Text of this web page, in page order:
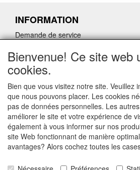
INFORMATION
Demande de service
Demander un lien d'annulation
CONTACTGEGEVENS
www.ferroli-vdht.be
Rouwbergskens 7 hal 14
2340 Beerse
Bienvenue! Ce site web
cookies.
Bien que vous visitez notre site. Veuillez
que nous pouvons placer. Les cookies
pas de données personnelles. Les
améliorer le site et votre expérience de
également à vous informer sur nos
site Web fonctionnant de manière
avantages? Alors cochez toutes les